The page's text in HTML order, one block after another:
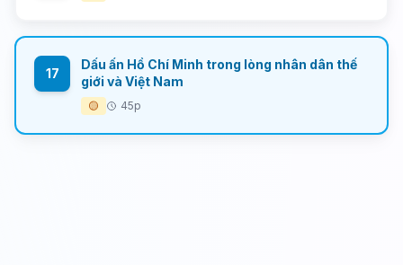
17
Dấu ấn Hồ Chí Minh trong lòng nhân dân thế
giới và Việt Nam
🟡 45p